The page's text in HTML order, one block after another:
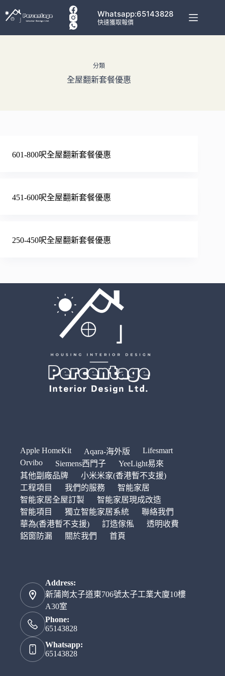
Whatsapp:65143828
快速獲取報價
分類
全屋翻新套餐優惠
601-800呎全屋翻新套餐優惠
451-600呎全屋翻新套餐優惠
250-450呎全屋翻新套餐優惠
Apple HomeKit Aqara-海外版
Lifesmart
Orvibo
Siemens西門子
YeeLight易來
其他副廠品牌
小米米家(香港暫不支援)
工程項目
我們的服務
智能家居
智能家居全屋訂製
智能家居現成改造
智能項目
獨立智能家居系統
聯絡我們
華為(香港暫不支援)
訂造傢俬
透明收費
鋁窗防漏
關於我們 首頁
Address:
新蒲崗太子道東706號太子工業大廈10樓
A30室
Phone:
65143828
Whatsapp:
65143828